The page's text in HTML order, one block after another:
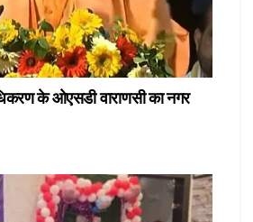
के ओएसडी वाराणसी का नगर